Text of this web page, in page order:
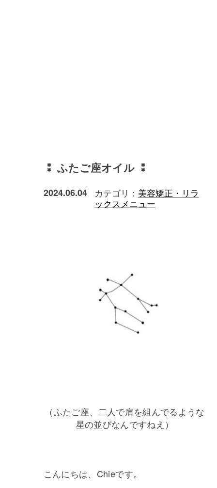
⁑ ふたご座オイル ⁑
2024.06.04 カテゴリ： 美容矯正・リラ
ックスメニュー
（ふたご座、二人で肩を組んでるような
星の並びなんですねえ）
こんにちは、Chieです。